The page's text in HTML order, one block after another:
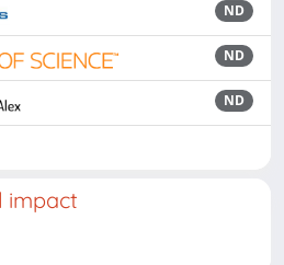
ND
ND
ND
impact